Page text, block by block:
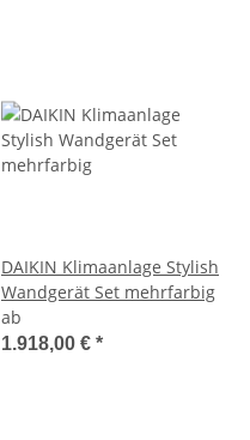
DAIKIN Klimaanlage Stylish
Wandgerät Set mehrfarbig
ab
1.918,00 € *